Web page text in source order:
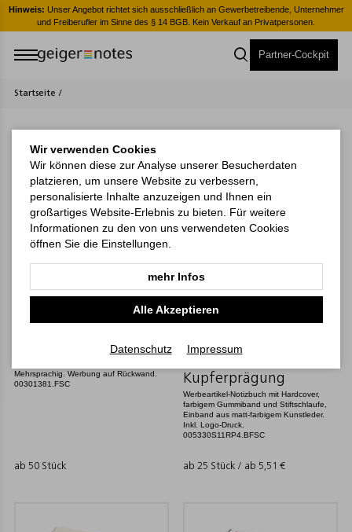
Hinweis: Unser Angebot richtet sich ausschließlich an Gewerbetreibende, Unternehmer
und Freiberufler im Sinne des § 14 BGB. Kein Verkauf an Privatpersonen.
Partner-Cockpit
Startseite /
Mehrblock-3-Monatskalender als
Mehrsprachig. Werbung auf Rückwand.
00301381.FSC
ab 50 Stück
Vision-Book Bestseller,
weiß inkl.
Kupferprägung
Werbeartikel-Notizbuch mit Hardcover,
farbigem Gummiband und Stiftschlaufe,
Einband aus matt-farbigem Kunstleder.
Inkl. Logo-Druck.
005330S11RP4.BFSC
ab 25 Stück / ab 5,51 €
Wir verwenden Cookies
Wir können diese zur Analyse unserer Besucherdaten
platzieren, um unsere Website zu verbessern,
personalisierte Inhalte anzuzeigen und Ihnen ein
großartiges Website-Erlebnis zu bieten. Für weitere
Informationen zu den von uns verwendeten Cookies
öffnen Sie die Einstellungen.
mehr Infos
Alle Akzeptieren
Datenschutz Impressum